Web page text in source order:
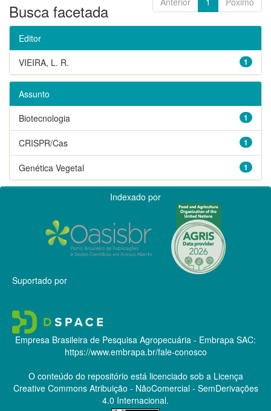
Busca facetada
Editor
1
VIEIRA, L. R.
Assunto
1
Biotecnologia
1
CRISPR/Cas
1
Genética Vegetal
Indexado por
Suportado por
Empresa Brasileira de Pesquisa Agropecuária - Embrapa SAC:
https://www.embrapa.br/fale-conosco
O conteúdo do repositório está licenciado sob a Licença
Creative CommonsAtribuição - NãoComercial - SemDerivações
4.0 Internacional.